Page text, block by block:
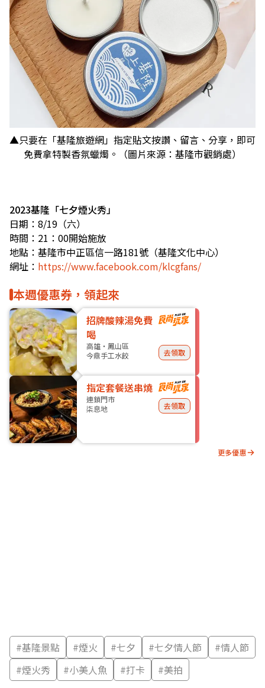
▲只要在「基隆旅遊網」指定貼文按讚、留言、分享，即可
免費拿特製香氛蠟燭。（圖片來源：基隆市觀銷處）
2023基隆「七夕煙火秀」
日期：8/19（六）
時間：21：00開始施放
地點：基隆市中正區信一路181號（基隆文化中心）
網址： https://www.facebook.com/klcgfans/
本週優惠券，領起來
招牌酸辣湯免費
喝
高雄・鳳山區
今鼎手工水餃
去領取
指定套餐送串燒
連鎖門市
柒息地
去領取
更多優惠
#基隆景點 #煙火 #七夕 #七夕情人節 #情人節
#煙火秀 #小美人魚 #打卡 #美拍